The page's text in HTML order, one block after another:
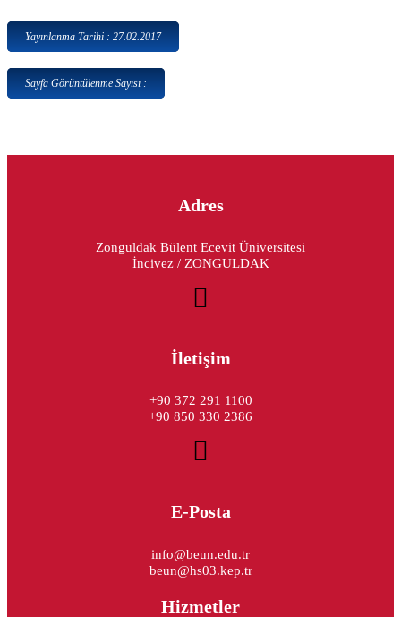
Yayınlanma Tarihi : 27.02.2017
Sayfa Görüntülenme Sayısı :
Adres
Zonguldak Bülent Ecevit Üniversitesi
İncivez / ZONGULDAK
İletişim
+90 372 291 1100
+90 850 330 2386
E-Posta
info@beun.edu.tr
beun@hs03.kep.tr
Hizmetler